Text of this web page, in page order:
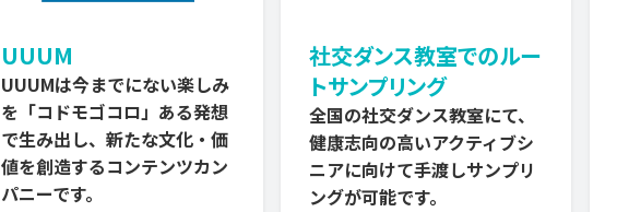
UUUM
UUUMは今までにない楽しみ
を「コドモゴコロ」ある発想
で生み出し、新たな文化・価
値を創造するコンテンツカン
パニーです。
社交ダンス教室でのルー
トサンプリング
全国の社交ダンス教室にて、
健康志向の高いアクティブシ
ニアに向けて手渡しサンプリ
ングが可能です。